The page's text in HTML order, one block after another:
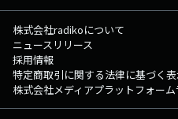
株式会社radikoについて
ニュースリリース
採用情報
特定商取引に関する法律に基づく
株式会社メディアプラットフォー